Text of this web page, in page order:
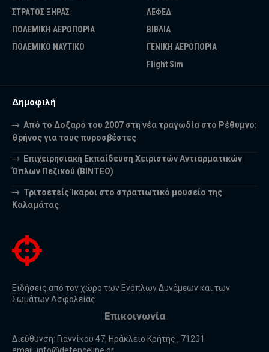
ΣΤΡΑΤΟΣ ΞΗΡΑΣ
ΠΟΛΕΜΙΚΗ ΑΕΡΟΠΟΡΙΑ
ΠΟΛΕΜΙΚΟ ΝΑΥΤΙΚΟ
ΛΕΦΕΔ
ΒΙΒΛΙΑ
ΓΕΝΙΚΗ ΑΕΡΟΠΟΡΙΑ
Flight Sim
Δημοφιλή
Από το Δοξαρό του 2007 στη νέα τραγωδία στο Ρέθυμνο:
Θρήνος για τους πυροσβέστες
Επιχειρησιακή Εκπαίδευση Χειριστών Αντιαρματικών
Όπλων Πεζικού (ΒΙΝΤΕΟ)
Τριτοετείς Ίκαροι στο στρατιωτικό μουσείο της
Καλαμάτας
Ειδήσεις από τον χώρο των Ενόπλων Δυνάμεων και των
Σωμάτων Ασφαλείας
Επικοινωνία
Διεύθυνση: Γιαννίκου 47, Ηράκλειο Κρήτης , 71201
email: info@defenceline.gr